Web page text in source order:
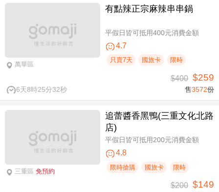
萬華區
有點辣正宗麻辣串串鍋
平假日皆可抵用400元消費金額
4.7
只賣7天 國旅卡 限時
6天8時25分31秒
$400 $259
售3572份
三重區 免預約
追蕾醬香黑鴨(三重文化北路
店)
平假日皆可抵用200元消費金額
4.8
限時搶購 國旅卡 限時
$200 $149